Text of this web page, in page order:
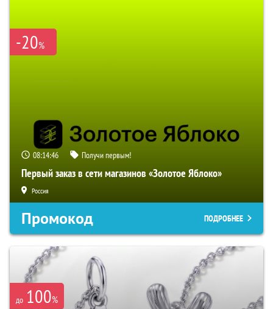
-20%
08:14:45 Получи первым!
Первый заказ в сети магазинов «Золотое Яблоко»
Россия
Промокод ПОДРОБНЕЕ
до 100%